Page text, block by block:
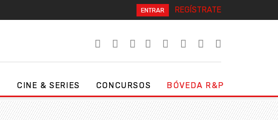
ENTRAR REGÍSTRATE
CINE & SERIES CONCURSOS BÓVEDA R&P